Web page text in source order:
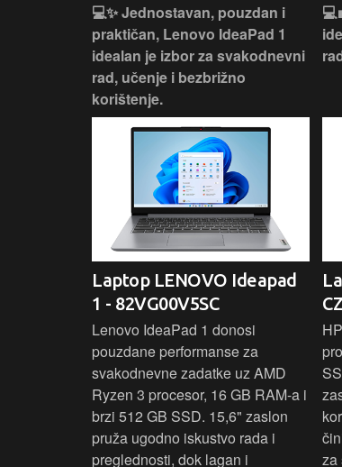
💻✨ Jednostavan, pouzdan i
praktičan, Lenovo IdeaPad 1
idealan je izbor za svakodnevni
rad, učenje i bezbrižno
korištenje.
Laptop LENOVO Ideapad
1 - 82VG00V5SC
Lenovo IdeaPad 1 donosi
pouzdane performanse za
svakodnevne zadatke uz AMD
Ryzen 3 procesor, 16 GB RAM-a i
brzi 512 GB SSD. 15,6" zaslon
pruža ugodno iskustvo rada i
preglednosti, dok lagan i
za